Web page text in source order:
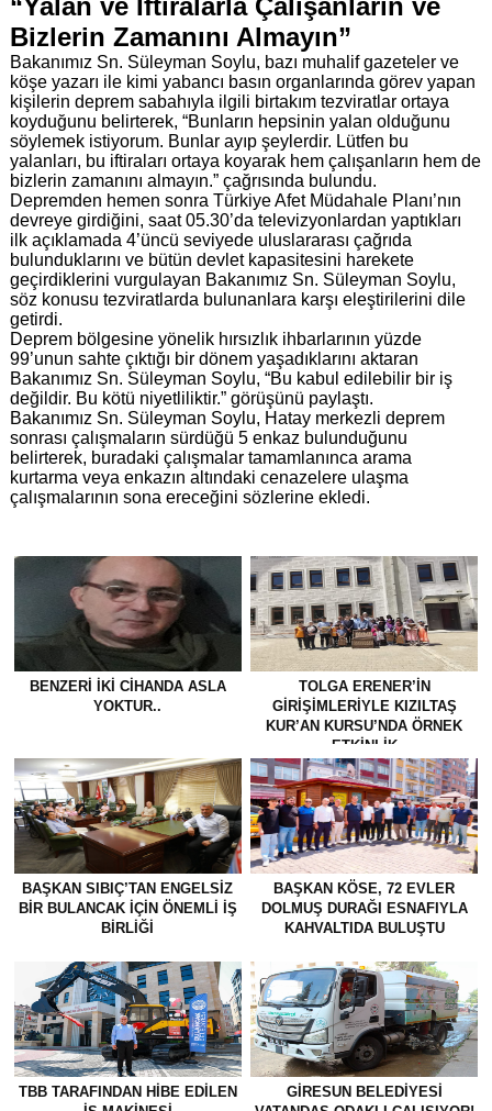
Bizlerin Zamanını Almayın”
Bakanımız Sn. Süleyman Soylu, bazı muhalif gazeteler ve
köşe yazarı ile kimi yabancı basın organlarında görev yapan
kişilerin deprem sabahıyla ilgili birtakım tezviratlar ortaya
koyduğunu belirterek, “Bunların hepsinin yalan olduğunu
söylemek istiyorum. Bunlar ayıp şeylerdir. Lütfen bu
yalanları, bu iftiraları ortaya koyarak hem çalışanların hem de
bizlerin zamanını almayın.” çağrısında bulundu.
Depremden hemen sonra Türkiye Afet Müdahale Planı’nın
devreye girdiğini, saat 05.30’da televizyonlardan yaptıkları
ilk açıklamada 4’üncü seviyede uluslararası çağrıda
bulunduklarını ve bütün devlet kapasitesini harekete
geçirdiklerini vurgulayan Bakanımız Sn. Süleyman Soylu,
söz konusu tezviratlarda bulunanlara karşı eleştirilerini dile
getirdi.
Deprem bölgesine yönelik hırsızlık ihbarlarının yüzde
99’unun sahte çıktığı bir dönem yaşadıklarını aktaran
Bakanımız Sn. Süleyman Soylu, “Bu kabul edilebilir bir iş
değildir. Bu kötü niyetliliktir.” görüşünü paylaştı.
Bakanımız Sn. Süleyman Soylu, Hatay merkezli deprem
sonrası çalışmaların sürdüğü 5 enkaz bulunduğunu
belirterek, buradaki çalışmalar tamamlanınca arama
kurtarma veya enkazın altındaki cenazelere ulaşma
çalışmalarının sona ereceğini sözlerine ekledi.
BENZERI IKI CIHANDA ASLA
YOKTUR..
TOLGA ERENER’İN
GİRİŞİMLERİYLE KIZILTAŞ
KUR’AN KURSU’NDA ÖRNEK
ETKİNLİK
BAŞKAN SIBIÇ’TAN ENGELSIZ
BIR BULANCAK İÇIN ÖNEMLI İŞ
BIRLIĞI
BAŞKAN KÖSE, 72 EVLER
DOLMUŞ DURAĞI ESNAFIYLA
KAHVALTIDA BULUŞTU
TBB TARAFINDAN HIBE EDILEN
GİRESUN BELEDİYESİ